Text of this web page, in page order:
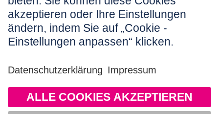
Nutzungshinweis
AGB
Datenschutz
Barrierefreiheit